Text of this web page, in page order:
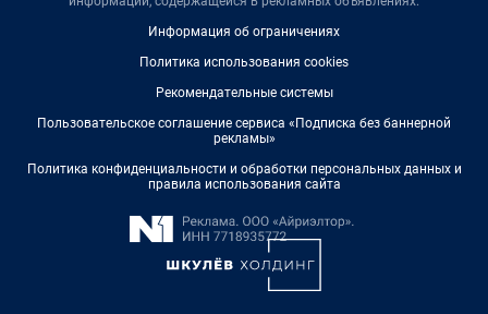
Информация об ограничениях
Политика использования cookies
Рекомендательные системы
Пользовательское соглашение сервиса «Подписка без баннерной
рекламы»
Политика конфиденциальности и обработки персональных данных и
правила использования сайта